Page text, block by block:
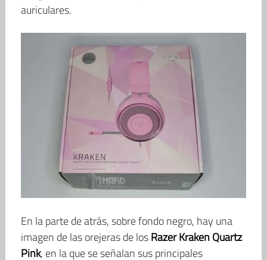
auriculares.
En la parte de atrás, sobre fondo negro, hay una
imagen de las orejeras de losRazer Kraken Quartz
Pink, en la que se señalan sus principales